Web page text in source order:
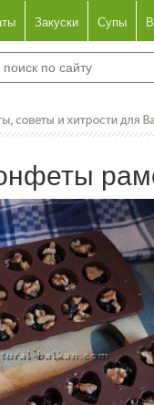
Закуски Супы